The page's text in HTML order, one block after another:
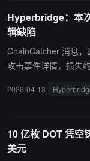
从早期跨链桥项目转
生态提供无需信任中
与 Binance 合规团队
tent Gateway 等产品
链上的桥接 DOT 合
行外部审计，桥接功
Hyperbridge：本
辑缺陷
ChainCatcher 消息
攻击事件详情，损失
验，导致攻击者可伪造 Merkle 证明。
erbridge 表示，目前
至调查完成。
2026-04-13
10 亿枚 DOT 凭空
美元